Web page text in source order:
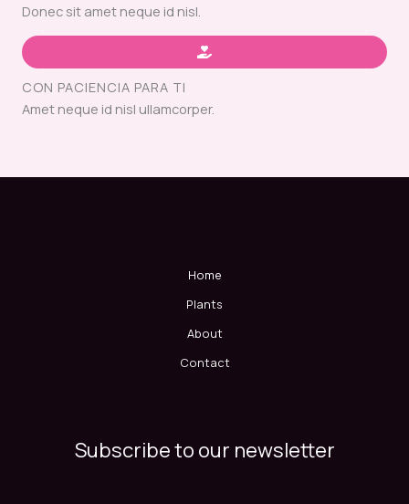
Donec sit amet neque id nisl.
CON PACIENCIA PARA TI
Amet neque id nisl ullamcorper.
Home
Plants
About
Contact
Subscribe to our newsletter